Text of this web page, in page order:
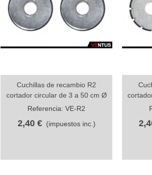
Vista rápida
Cuchillas de recambio R2
cortador circular de 3 a 50 cm Ø
Referencia: VE-R2
2,40 € (impuestos inc.)